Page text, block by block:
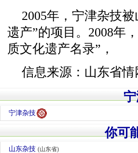
2005年，宁津杂技
遗产”的项目。2008年
质文化遗产名录”，
信息来源：山东省情
宁津杂技
你可
山东杂技 (山东省)